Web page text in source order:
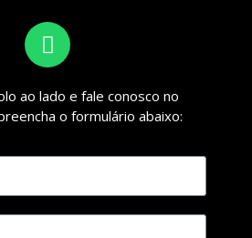
ao lado e fale conosco no
o formulário abaixo: